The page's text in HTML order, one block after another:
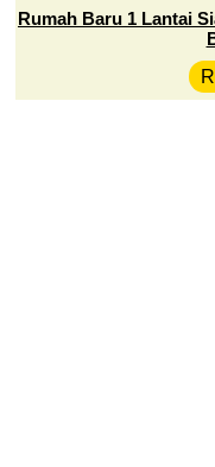
Rumah Baru 1 Lantai